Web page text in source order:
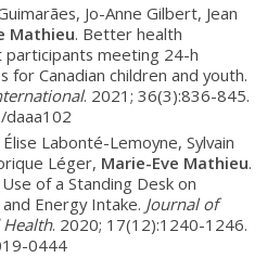
Jo-Anne Gilbert, Jean
Mathieu. Better health
participants meeting 24-h
for Canadian children and youth.
. 2021; 36(3):836-845.
daaa102
Labonté-Lemoyne, Sylvain
Léger, Marie-Eve Mathieu.
of a Standing Desk on
Energy Intake. Journal of
Health. 2020; 17(12):1240-1246.
0444